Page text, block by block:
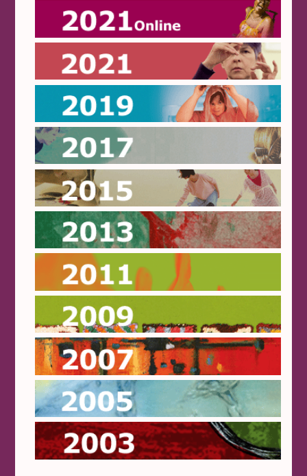
Online 2021
2021
2019
2017
2015
2013
2007
2005
2003